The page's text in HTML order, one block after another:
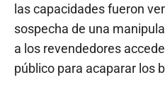
las capacidades fueron
sospecha de una
a los revendedores
público para acaparar los